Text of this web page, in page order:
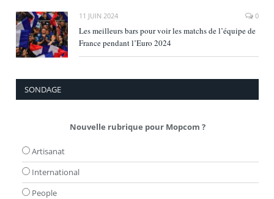
11 JUIN 2024 0
Les meilleurs bars pour voir les matchs de l’équipe de
France pendant l’Euro 2024
SONDAGE
Nouvelle rubrique pour Mopcom ?
Artisanat
International
People